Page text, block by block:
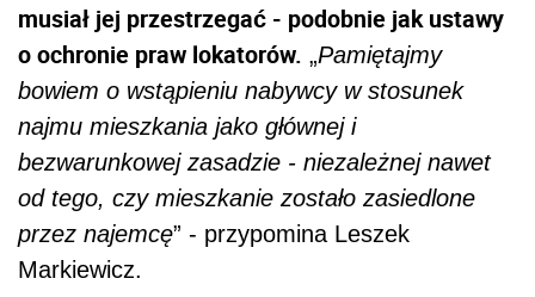
musiał jej przestrzegać - podobnie jak ustawy
o ochronie praw lokatorów. „Pamiętajmy
bowiem o wstąpieniu nabywcy w stosunek
najmu mieszkania jako głównej i
bezwarunkowej zasadzie - niezależnej nawet
od tego, czy mieszkanie zostało zasiedlone
przez najemcę” - przypomina Leszek
Markiewicz.